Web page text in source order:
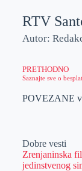
RTV
Autor:
PRETHODNO
POVEZANE
Dobre vesti
Zrenjaninska
jedinstvenog